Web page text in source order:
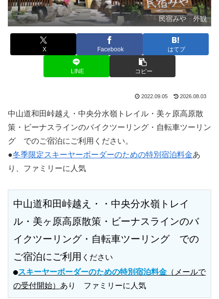
民宿みや 外観
X Facebook はてブ
LINE コピー
2022.09.05 2026.08.03
中山道和田峠越え・中央分水嶺トレイル・美ヶ原高原散
策・ビーナスラインのバイクツーリング・自転車ツーリン
グ でのご宿泊にご利用ください。
●冬季限定スキーヤーボーダーのための特別宿泊料金あ
り、ファミリーに人気
中山道和田峠越え・・中央分水嶺トレイ
ル・美ヶ原高原散策・ビーナスラインのバ
イクツーリング・自転車ツーリング　での
ご宿泊にご利用 ください
●スキーヤーボーダーのための特別宿泊料金 （メールで
の受付開始） あり　ファミリーに人気